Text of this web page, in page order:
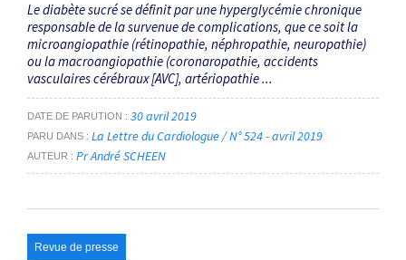
Le diabète sucré se définit par une hyperglycémie chronique
responsable de la survenue de complications, que ce soit la
microangiopathie (rétinopathie, néphropathie, neuropathie)
ou la macroangiopathie (coronaropathie, accidents
vasculaires cérébraux [AVC], artériopathie ...
DATE DE PARUTION 30 avril 2019
PARU DANS La Lettre du Cardiologue / N° 524 - avril 2019
AUTEUR Pr André SCHEEN
Revue de presse